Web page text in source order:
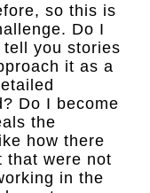
so this is
Do I
you stories
it as a
Do I become
the
how there
that were not
in the